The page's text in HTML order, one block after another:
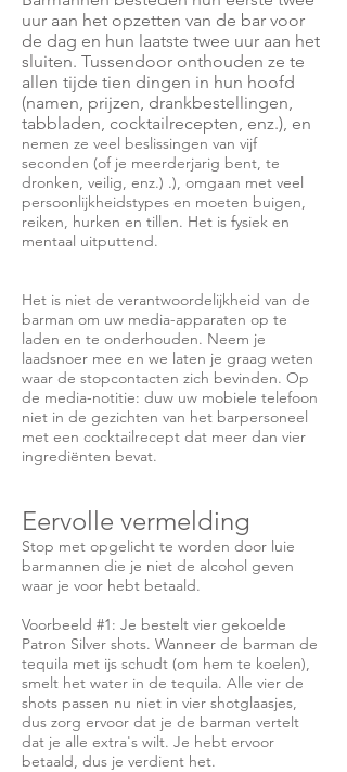
uur aan het opzetten van de bar voor
de dag en hun laatste twee uur aan het
sluiten. Tussendoor onthouden ze te
allen tijde tien dingen in hun hoofd
(namen, prijzen, drankbestellingen,
tabbladen, cocktailrecepten, enz.), en
nemen ze veel beslissingen van vijf
seconden (of je meerderjarig bent, te
dronken, veilig, enz.) .), omgaan met veel
persoonlijkheidstypes en moeten buigen,
reiken, hurken en tillen. Het is fysiek en
mentaal uitputtend.
Het is niet de verantwoordelijkheid van de
barman om uw media-apparaten op te
laden en te onderhouden. Neem je
laadsnoer mee en we laten je graag weten
waar de stopcontacten zich bevinden. Op
de media-notitie: duw uw mobiele telefoon
niet in de gezichten van het barpersoneel
met een cocktailrecept dat meer dan vier
ingrediënten bevat.
Eervolle vermelding
Stop met opgelicht te worden door luie
barmannen die je niet de alcohol geven
waar je voor hebt betaald.
Voorbeeld #1: Je bestelt vier gekoelde
Patron Silver shots. Wanneer de barman de
tequila met ijs schudt (om hem te koelen),
smelt het water in de tequila. Alle vier de
shots passen nu niet in vier shotglaasjes,
dus zorg ervoor dat je de barman vertelt
dat je alle extra's wilt. Je hebt ervoor
betaald, dus je verdient het.